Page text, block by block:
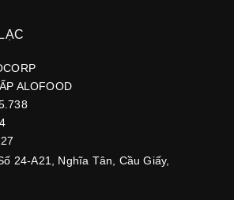
ALOFOOD
24-A21, Nghĩa Tân, Cầu Giấy,